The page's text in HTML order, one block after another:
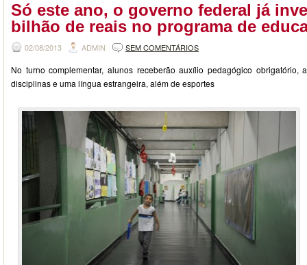
Só este ano, o governo federal já
bilhão de reais no programa de
02/08/2013 ADMIN SEM COMENTÁRIOS
No turno complementar, alunos receberão auxílio pedagógico obrigatório,
disciplinas e uma língua estrangeira, além de esportes